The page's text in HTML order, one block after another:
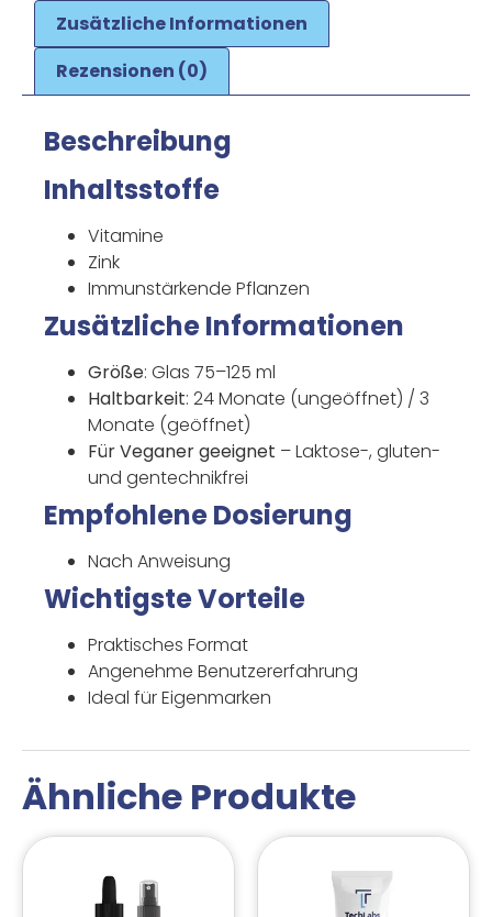
Zusätzliche Informationen
Rezensionen (0)
Beschreibung
Inhaltsstoffe
Vitamine
Zink
Immunstärkende Pflanzen
Zusätzliche Informationen
Größe: Glas 75–125 ml
Haltbarkeit: 24 Monate (ungeöffnet) / 3
Monate (geöffnet)
Für Veganer geeignet – Laktose-, gluten-
und gentechnikfrei
Empfohlene Dosierung
Nach Anweisung
Wichtigste Vorteile
Praktisches Format
Angenehme Benutzererfahrung
Ideal für Eigenmarken
Ähnliche Produkte